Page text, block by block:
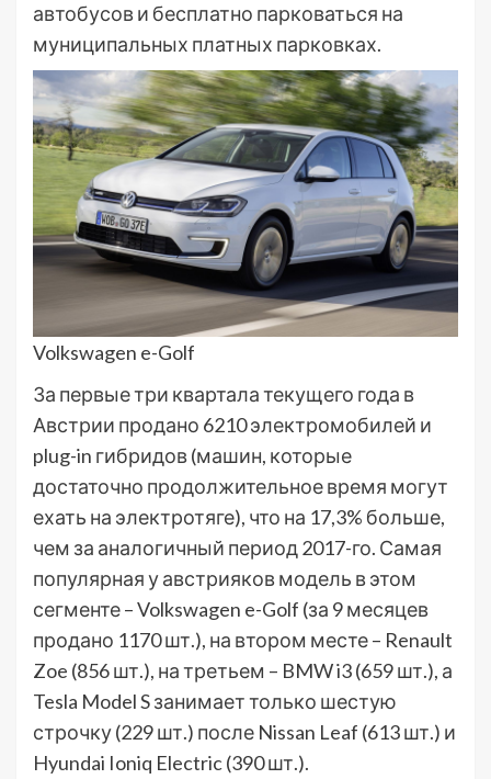
автобусов и бесплатно парковаться на
муниципальных платных парковках.
Volkswagen e-Golf
За первые три квартала текущего года в
Австрии продано 6210 электромобилей и
plug-in гибридов (машин, которые
достаточно продолжительное время могут
ехать на электротяге), что на 17,3% больше,
чем за аналогичный период 2017-го. Самая
популярная у австрияков модель в этом
сегменте – Volkswagen e-Golf (за 9 месяцев
продано 1170 шт.), на втором месте – Renault
Zoe (856 шт.), на третьем – BMW i3 (659 шт.), а
Tesla Model S занимает только шестую
строчку (229 шт.) после Nissan Leaf (613 шт.) и
Hyundai Ioniq Electric (390 шт.).